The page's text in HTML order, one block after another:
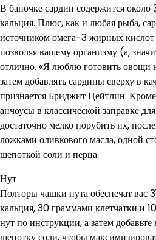
В баночке сардин содержится
кальция. Плюс, как и любая рыба,
источником омега-3 жирных
позволяя вашему организму (а,
отлично. «Я люблю готовить овощи
затем добавлять сардины сверху в
признается Бриджит Цейтлин.
анчоусы в классической заправке
достаточно мелко порубить их,
ложками оливкового масла, одной
щепоткой соли и перца.
Нут
Полторы чашки нута обеспечат вас
кальция, 30 граммами клетчатки и
нут по инструкции, а затем
щепотку соли, чтобы